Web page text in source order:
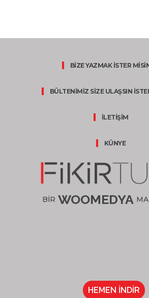
BİZE YAZMAK İSTER
BÜLTENİMİZ SİZE ULAŞSIN
İLETİŞİM
KÜNYE
BİR WOOMEDYA
HEMEN İNDİR